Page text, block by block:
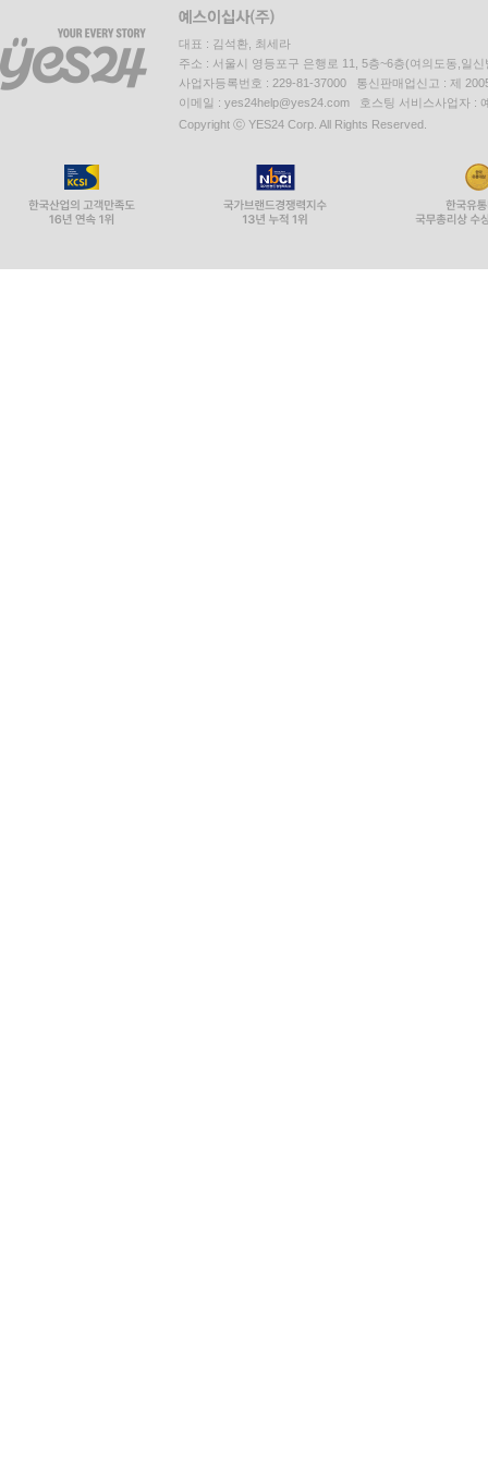
대표 : 김석환, 최세라
주소 : 서울시 영등포구 은행로 11, 5층~6층(여의도동,일신
사업자등록번호 : 229-81-37000 통신판매업신고 : 제
이메일 : yes24help@yes24.com 호스팅 서비스사업자 :
Copyright ⓒ YES24 Corp. All Rights Reserved.